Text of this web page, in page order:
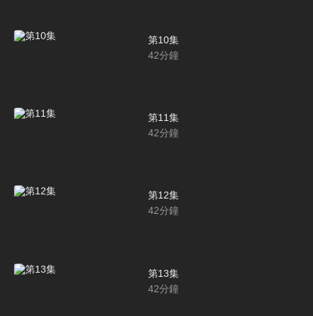
第10集
42分鐘
第11集
42分鐘
第12集
42分鐘
第13集
42分鐘